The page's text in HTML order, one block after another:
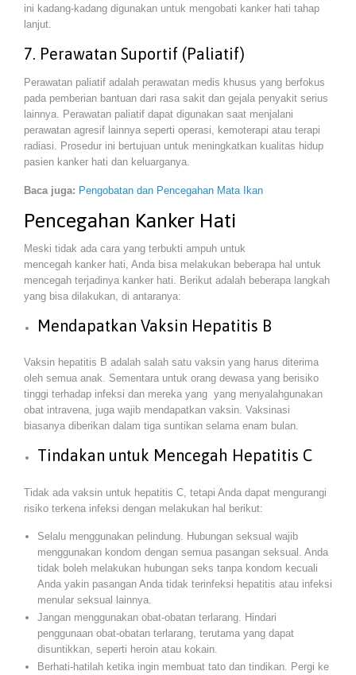
ini kadang-kadang digunakan untuk mengobati kanker hati tahap
lanjut.
7. Perawatan Suportif (Paliatif)
Perawatan paliatif adalah perawatan medis khusus yang berfokus
pada pemberian bantuan dari rasa sakit dan gejala penyakit serius
lainnya. Perawatan paliatif dapat digunakan saat menjalani
perawatan agresif lainnya seperti operasi, kemoterapi atau terapi
radiasi. Prosedur ini bertujuan untuk meningkatkan kualitas hidup
pasien kanker hati dan keluarganya.
Baca juga: Pengobatan dan Pencegahan Mata Ikan
Pencegahan Kanker Hati
Meski tidak ada cara yang terbukti ampuh untuk
mencegah kanker hati, Anda bisa melakukan beberapa hal untuk
mencegah terjadinya kanker hati. Berikut adalah beberapa langkah
yang bisa dilakukan, di antaranya:
Mendapatkan Vaksin Hepatitis B
Vaksin hepatitis B adalah salah satu vaksin yang harus diterima
oleh semua anak. Sementara untuk orang dewasa yang berisiko
tinggi terhadap infeksi dan mereka yang yang menyalahgunakan
obat intravena, juga wajib mendapatkan vaksin. Vaksinasi
biasanya diberikan dalam tiga suntikan selama enam bulan.
Tindakan untuk Mencegah Hepatitis C
Tidak ada vaksin untuk hepatitis C, tetapi Anda dapat mengurangi
risiko terkena infeksi dengan melakukan hal berikut:
Selalu menggunakan pelindung. Hubungan seksual wajib
menggunakan kondom dengan semua pasangan seksual. Anda
tidak boleh melakukan hubungan seks tanpa kondom kecuali
Anda yakin pasangan Anda tidak terinfeksi hepatitis atau infeksi
menular seksual lainnya.
Jangan menggunakan obat-obatan terlarang. Hindari
penggunaan obat-obatan terlarang, terutama yang dapat
disuntikkan, seperti heroin atau kokain.
Berhati-hatilah ketika ingin membuat tato dan tindikan. Pergi ke